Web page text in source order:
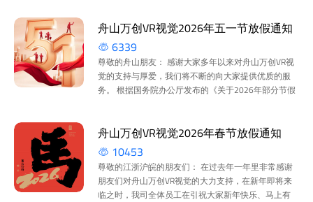
舟山万创VR视觉2026年五一节放假通知
6339
尊敬的舟山朋友： 感谢大家多年以来对舟山万创VR视
觉的支持与厚爱，我们将不断的向大家提供优质的服
务。 根据国务院办公厅发布的《关于2026年部分节假
舟山万创VR视觉2026年春节放假通知
10453
尊敬的江浙沪皖的朋友们： 在过去年一年里非常感谢
朋友们对舟山万创VR视觉的大力支持，在新年即将来
临之时，我司全体员工在引祝大家新年快乐、马上有